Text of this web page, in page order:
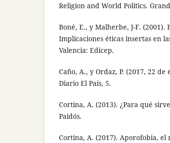
Religion and World Politics.
Boné, E., y Malherbe, J-F.
Implicaciones éticas insertas en
Valencia: Edicep.
Caño, A., y Ordaz, P. (2017, 22
Diario El País, 5.
Cortina, A. (2013). ¿Para qué
Paidós.
Cortina, A. (2017). Aporofobia,